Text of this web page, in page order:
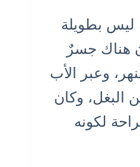
ليس بطويلة
هناك جسرٌ
وعبر الأب
البغل، وكان
لكونه